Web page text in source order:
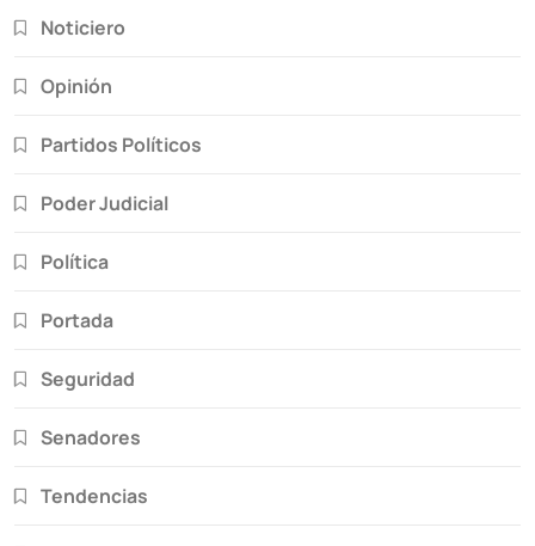
Noticiero
Opinión
Partidos Políticos
Poder Judicial
Política
Portada
Seguridad
Senadores
Tendencias